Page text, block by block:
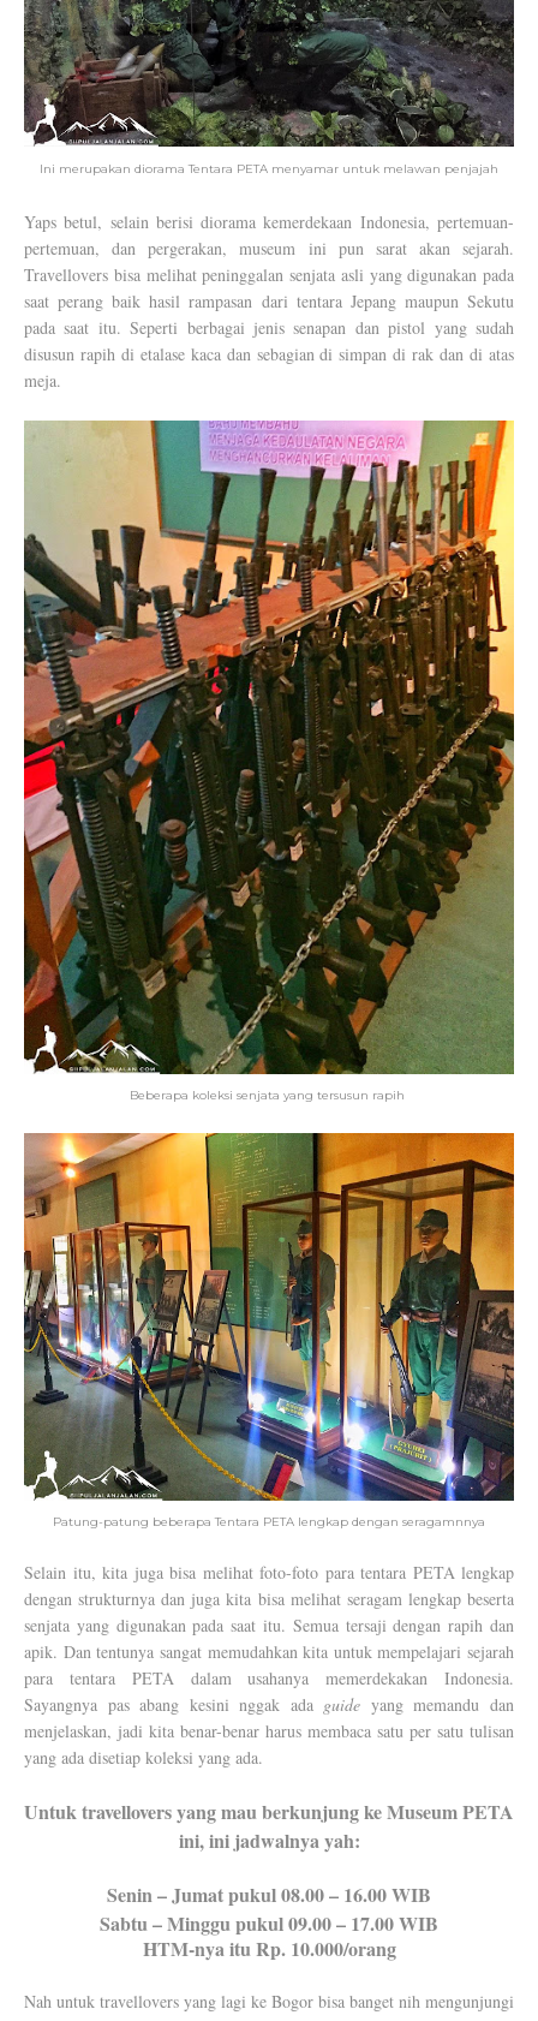
Ini merupakan diorama Tentara PETA menyamar untuk melawan penjajah
Yaps betul, selain berisi diorama kemerdekaan Indonesia, pertemuan-
pertemuan, dan pergerakan, museum ini pun sarat akan sejarah.
Travellovers bisa melihat peninggalan senjata asli yang digunakan pada
saat perang baik hasil rampasan dari tentara Jepang maupun Sekutu
pada saat itu. Seperti berbagai jenis senapan dan pistol yang sudah
disusun rapih di etalase kaca dan sebagian di simpan di rak dan di atas
meja.
Beberapa koleksi senjata yang tersusun rapih
Patung-patung beberapa Tentara PETA lengkap dengan seragamnnya
Selain itu, kita juga bisa melihat foto-foto para tentara PETA lengkap
dengan strukturnya dan juga kita bisa melihat seragam lengkap beserta
senjata yang digunakan pada saat itu. Semua tersaji dengan rapih dan
apik. Dan tentunya sangat memudahkan kita untuk mempelajari sejarah
para tentara PETA dalam usahanya memerdekakan Indonesia.
Sayangnya pas abang kesini nggak ada guide yang memandu dan
menjelaskan, jadi kita benar-benar harus membaca satu per satu tulisan
yang ada disetiap koleksi yang ada.
Untuk travellovers yang mau berkunjung ke Museum PETA
ini, ini jadwalnya yah:
Senin – Jumat pukul 08.00 – 16.00 WIB
Sabtu – Minggu pukul 09.00 – 17.00 WIB
HTM-nya itu Rp. 10.000/orang
Nah untuk travellovers yang lagi ke Bogor bisa banget nih mengunjungi